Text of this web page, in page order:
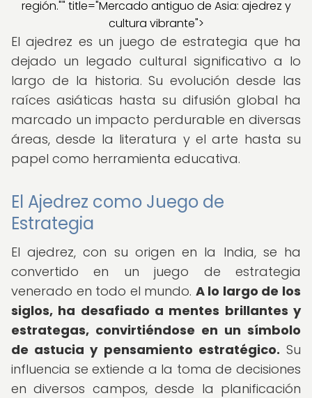
región."" title="Mercado antiguo de Asia: ajedrez y
cultura vibrante">
El ajedrez es un juego de estrategia que ha
dejado un legado cultural significativo a lo
largo de la historia. Su evolución desde las
raíces asiáticas hasta su difusión global ha
marcado un impacto perdurable en diversas
áreas, desde la literatura y el arte hasta su
papel como herramienta educativa.
El Ajedrez como Juego de
Estrategia
El ajedrez, con su origen en la India, se ha
convertido en un juego de estrategia
venerado en todo el mundo. A lo largo de los
siglos, ha desafiado a mentes brillantes y
estrategas, convirtiéndose en un símbolo
de astucia y pensamiento estratégico. Su
influencia se extiende a la toma de decisiones
en diversos campos, desde la planificación